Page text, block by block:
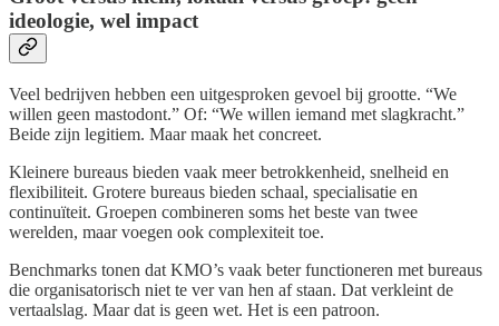
ideologie, wel impact
Veel bedrijven hebben een uitgesproken gevoel bij grootte. “We
willen geen mastodont.” Of: “We willen iemand met slagkracht.”
Beide zijn legitiem. Maar maak het concreet.
Kleinere bureaus bieden vaak meer betrokkenheid, snelheid en
flexibiliteit. Grotere bureaus bieden schaal, specialisatie en
continuïteit. Groepen combineren soms het beste van twee
werelden, maar voegen ook complexiteit toe.
Benchmarks tonen dat KMO’s vaak beter functioneren met bureaus
die organisatorisch niet te ver van hen af staan. Dat verkleint de
vertaalslag. Maar dat is geen wet. Het is een patroon.